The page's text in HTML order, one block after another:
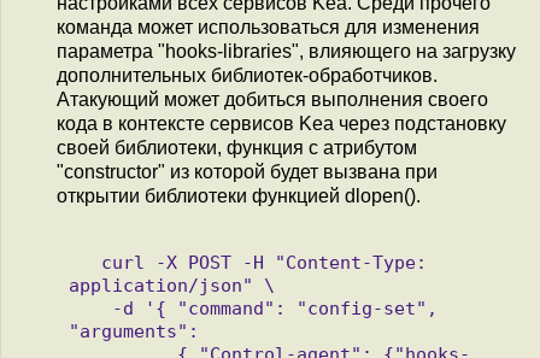
команда может использоваться для изменения
параметра "hooks-libraries", влияющего на загрузку
дополнительных библиотек-обработчиков.
Атакующий может добиться выполнения своего
кода в контексте сервисов Kea через подстановку
своей библиотеки, функция с атрибутом
"constructor" из которой будет вызвана при
открытии библиотеки функцией dlopen().
application/json" \
"arguments":